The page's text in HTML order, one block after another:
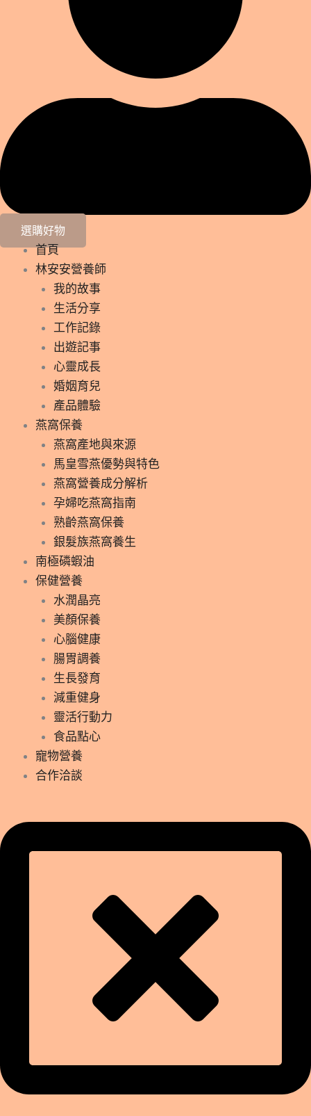
選購好物
首頁
林安安營養師
我的故事
生活分享
工作記錄
出遊記事
心靈成長
婚姻育兒
產品體驗
燕窩保養
燕窩產地與來源
馬皇雪燕優勢與特色
燕窩營養成分解析
孕婦吃燕窩指南
熟齡燕窩保養
銀髮族燕窩養生
南極磷蝦油
保健營養
水潤晶亮
美顏保養
心腦健康
腸胃調養
生長發育
減重健身
靈活行動力
食品點心
寵物營養
合作洽談